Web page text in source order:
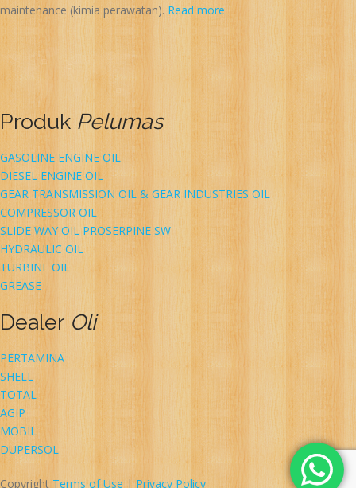
maintenance (kimia perawatan). Read more
Produk Pelumas
GASOLINE ENGINE OIL
DIESEL ENGINE OIL
GEAR TRANSMISSION OIL & GEAR INDUSTRIES OIL
COMPRESSOR OIL
SLIDE WAY OIL PROSERPINE SW
HYDRAULIC OIL
TURBINE OIL
GREASE
DealerOli
PERTAMINA
SHELL
TOTAL
AGIP
MOBIL
DUPERSOL
Copyright Terms of Use |Privacy Policy